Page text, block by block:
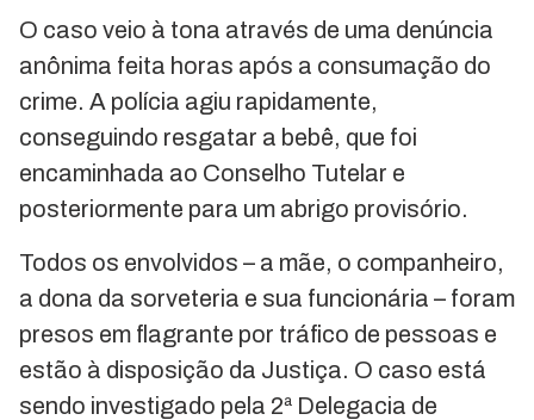
O caso veio à tona através de uma denúncia
anônima feita horas após a consumação do
crime. A polícia agiu rapidamente,
conseguindo resgatar a bebê, que foi
encaminhada ao Conselho Tutelar e
posteriormente para um abrigo provisório.
Todos os envolvidos – a mãe, o companheiro,
a dona da sorveteria e sua funcionária – foram
presos em flagrante por tráfico de pessoas e
estão à disposição da Justiça. O caso está
sendo investigado pela 2ª Delegacia de